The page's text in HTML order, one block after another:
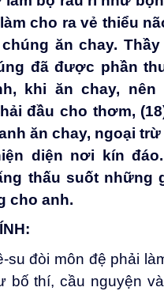
cho ra vẻ thiểu
ăn chay.
đã được phần
khi ăn chay, nên
đầu cho thơm,
ăn chay, ngoại trừ
diện nơi kín
thấu suốt những
cho anh.
:
su đòi môn đệ phải
bố thí, cầu nguyện